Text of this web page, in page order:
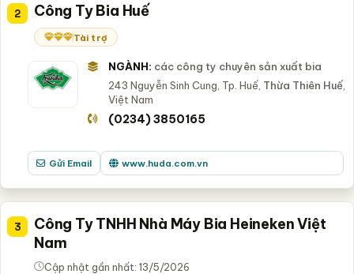
2 Công Ty Bia Huế
Tài trợ
NGÀNH: các công ty chuyên sản xuất bia
243 Nguyễn Sinh Cung, Tp. Huế, Thừa Thiên Huế,
Việt Nam
(0234) 3850165
Gửi Email www.huda.com.vn
3
Công Ty TNHH Nhà Máy Bia Heineken Việt
Nam
Cập nhật gần nhất: 13/5/2026